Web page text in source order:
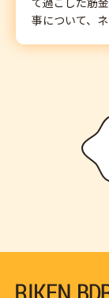
事について、